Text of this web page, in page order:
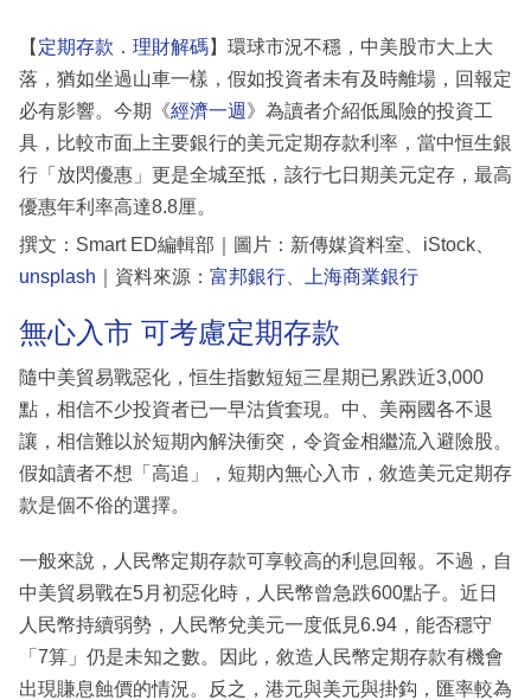
區
【 定期存款 ． 理財解碼】環球市況不穩，中美股市大上大
落，猶如坐過山車一樣，假如投資者未有及時離場，回報定
必有影響。今期《經濟一週 》為讀者介紹低風險的投資工
具，比較市面上主要銀行的美元定期存款利率，當中恒生銀
行「放閃優惠」更是全城至抵，該行七日期美元定存，最高
優惠年利率高達8.8厘。
撰文：Smart ED編輯部｜圖片：新傳媒資料室、iStock、
unsplash ｜資料來源： 富邦銀行 上海商業銀行
無心入市 可考慮定期存款
隨中美貿易戰惡化，恒生指數短短三星期已累跌近3,000
點，相信不少投資者已一早沽貨套現。中、美兩國各不退
讓，相信難以於短期內解決衝突，令資金相繼流入避險股。
假如讀者不想「高追」，短期內無心入市，敘造美元定期存
款是個不俗的選擇。
一般來說，人民幣定期存款可享較高的利息回報。不過，自
中美貿易戰在5月初惡化時，人民幣曾急跌600點子。近日
人民幣持續弱勢，人民幣兌美元一度低見6.94，能否穩守
「7算」仍是未知之數。因此，敘造人民幣定期存款有機會
出現賺息蝕價的情況。反之，港元與美元與掛鈎，匯率較為